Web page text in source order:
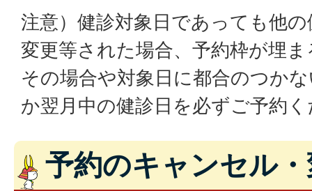
注意）健診対象日であっても他
変更等された場合、予約枠が埋
その場合や対象日に都合のつか
か翌月中の健診日を必ずご予約
予約のキャンセル